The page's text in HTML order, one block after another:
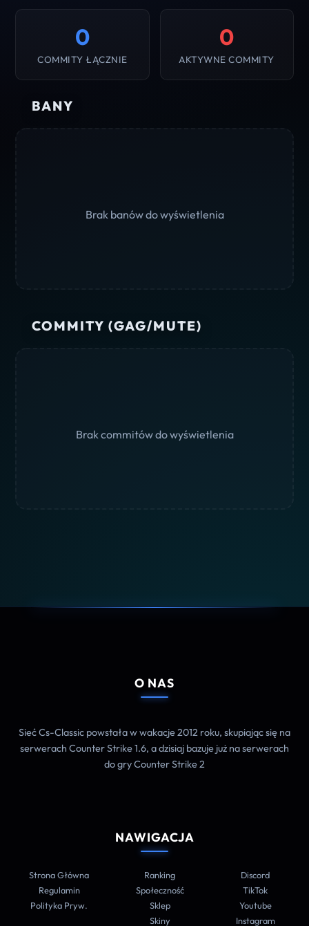
0
COMMITY ŁĄCZNIE
0
AKTYWNE COMMITY
BANY
Brak banów do wyświetlenia
COMMITY (GAG/MUTE)
Brak commitów do wyświetlenia
O NAS
Sieć Cs-Classic powstała w wakacje 2012 roku, skupiając się na
serwerach Counter Strike 1.6, a dzisiaj bazuje już na serwerach
do gry Counter Strike 2
NAWIGACJA
Strona Główna
Regulamin
Polityka Pryw.
Ranking
Społeczność
Sklep
Skiny
Discord
TikTok
Youtube
Instagram